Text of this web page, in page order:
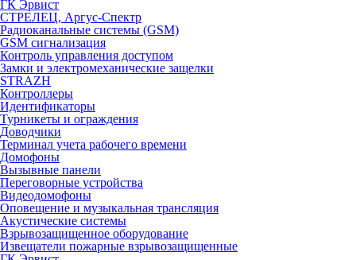
ГК Эрвист
СТРЕЛЕЦ, Аргус-Спектр
Радиоканальные системы (GSM)
GSM сигнализация
Контроль управления доступом
Замки и электромеханические защелки
STRAZH
Контроллеры
Идентификаторы
Турникеты и ограждения
Доводчики
Терминал учета рабочего времени
Домофоны
Вызывные панели
Переговорные устройства
Видеодомофоны
Оповещение и музыкальная трансляция
Акустические системы
Взрывозащищенное оборудование
Извещатели пожарные взрывозащищенные